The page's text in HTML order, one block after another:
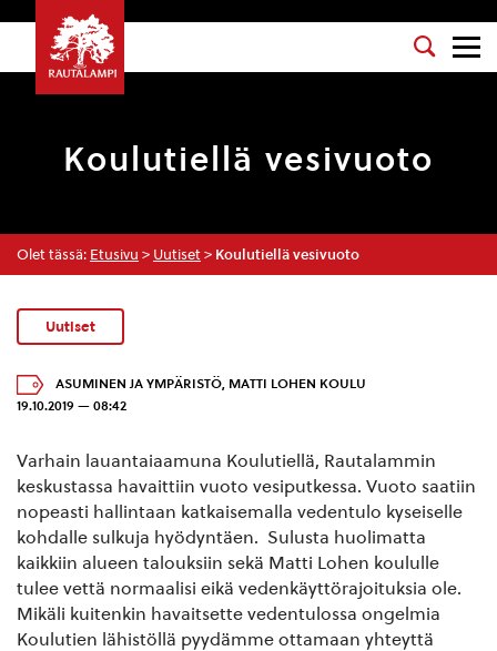
Koulutiellä vesivuoto
Olet tässä: Etusivu > Uutiset > Koulutiellä vesivuoto
Uutiset
ASUMINEN JA YMPÄRISTÖ, MATTI LOHEN KOULU
19.10.2019 — 08:42
Varhain lauantaiaamuna Koulutiellä, Rautalammin
keskustassa havaittiin vuoto vesiputkessa. Vuoto saatiin
nopeasti hallintaan katkaisemalla vedentulo kyseiselle
kohdalle sulkuja hyödyntäen. Sulusta huolimatta
kaikkiin alueen talouksiin sekä Matti Lohen koululle
tulee vettä normaalisi eikä vedenkäyttörajoituksia ole.
Mikäli kuitenkin havaitsette vedentulossa ongelmia
Koulutien lähistöllä pyydämme ottamaan yhteyttä